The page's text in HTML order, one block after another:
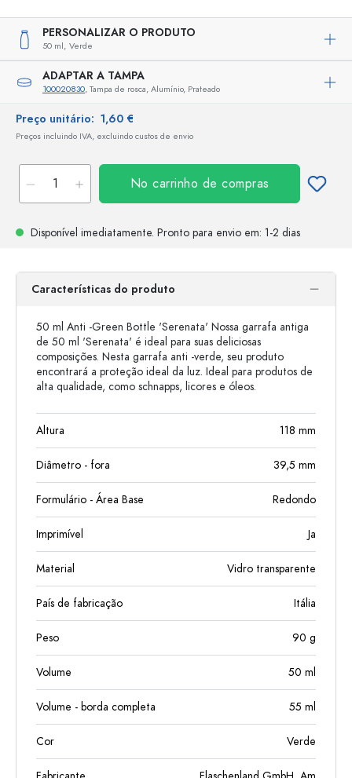
PERSONALIZAR O PRODUTO
50 ml, Verde
ADAPTAR A TAMPA
100020830, Tampa de rosca, Alumínio, Prateado
Preço unitário: 1,60 €
Preços incluindo IVA, excluindo custos de envio
No carrinho de compras
Disponível imediatamente. Pronto para envio em: 1-2 dias
Características do produto
50 ml Anti -Green Bottle 'Serenata' Nossa garrafa antiga
de 50 ml 'Serenata' é ideal para suas deliciosas
composições. Nesta garrafa anti -verde, seu produto
encontrará a proteção ideal da luz. Ideal para produtos de
alta qualidade, como schnapps, licores e óleos.
Altura 118 mm
Diâmetro - fora 39,5 mm
Formulário - Área Base Redondo
Imprimível Ja
Material Vidro transparente
País de fabricação Itália
Peso 90 g
Volume 50 ml
Volume - borda completa 55 ml
Cor Verde